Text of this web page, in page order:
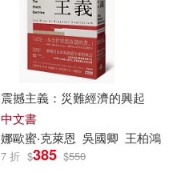
震撼主義：災難經濟的興起
中文書
娜歐蜜‧克萊恩 吳國卿 王柏鴻
7 折 $385 $550